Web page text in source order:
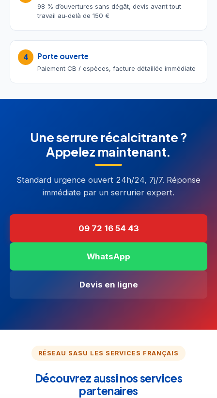
98 % d’ouvertures sans dégât, devis avant tout
travail au-delà de 150 €
4 Porte ouverte
Paiement CB / espèces, facture détaillée immédiate
Une serrure récalcitrante ?
Appelez maintenant.
Standard urgence ouvert 24h/24, 7j/7. Réponse
immédiate par un serrurier expert.
09 72 16 54 43
WhatsApp
Devis en ligne
RÉSEAU SASU LES SERVICES FRANÇAIS
Découvrez aussi nos services
partenaires